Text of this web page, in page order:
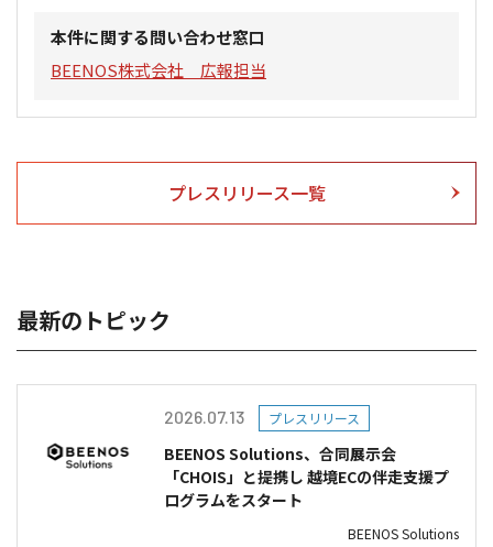
本件に関する問い合わせ窓口
BEENOS株式会社 広報担当
プレスリリース一覧
最新のトピック
2026.07.13 プレスリリース
BEENOS Solutions、合同展示会
「CHOIS」と提携し 越境ECの伴走支援プ
ログラムをスタート
BEENOS Solutions